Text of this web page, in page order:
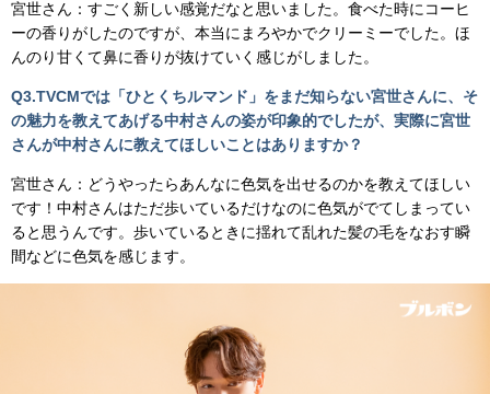
宮世さん：すごく新しい感覚だなと思いました。食べた時にコーヒ
ーの香りがしたのですが、本当にまろやかでクリーミーでした。ほ
んのり甘くて鼻に香りが抜けていく感じがしました。
Q3.TVCMでは「ひとくちルマンド」をまだ知らない宮世さんに、そ
の魅力を教えてあげる中村さんの姿が印象的でしたが、実際に宮世
さんが中村さんに教えてほしいことはありますか？
宮世さん：どうやったらあんなに色気を出せるのかを教えてほしい
です！中村さんはただ歩いているだけなのに色気がでてしまってい
ると思うんです。歩いているときに揺れて乱れた髪の毛をなおす瞬
間などに色気を感じます。